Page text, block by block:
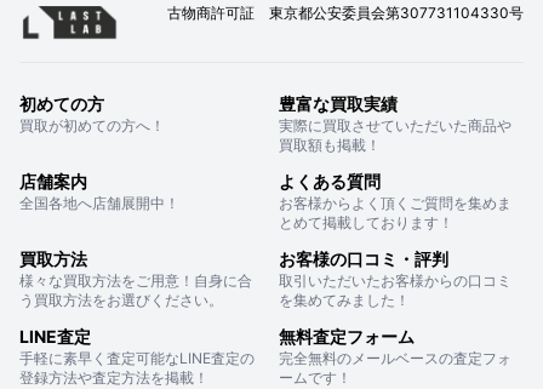
古物商許可証 東京都公安委員会第307731104330号
初めての方
買取が初めての方へ！
豊富な買取実績
実際に買取させていただいた商品や
買取額も掲載！
店舗案内
全国各地へ店舗展開中！
よくある質問
お客様からよく頂くご質問を集めま
とめて掲載しております！
買取方法
様々な買取方法をご用意！自身に合
う買取方法をお選びください。
お客様の口コミ・評判
取引いただいたお客様からの口コミ
を集めてみました！
LINE査定
手軽に素早く査定可能なLINE査定の
登録方法や査定方法を掲載！
無料査定フォーム
完全無料のメールベースの査定フォ
ームです！